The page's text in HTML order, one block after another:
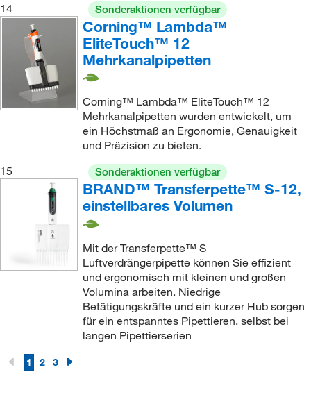
14
Sonderaktionen verfügbar
Corning™ Lambda™
EliteTouch™ 12
Mehrkanalpipetten
Corning™ Lambda™ EliteTouch™ 12
Mehrkanalpipetten wurden entwickelt, um
ein Höchstmaß an Ergonomie, Genauigkeit
und Präzision zu bieten.
15
Sonderaktionen verfügbar
BRAND™ Transferpette™ S-12,
einstellbares Volumen
Mit der Transferpette™ S
Luftverdrängerpipette können Sie effizient
und ergonomisch mit kleinen und großen
Volumina arbeiten. Niedrige
Betätigungskräfte und ein kurzer Hub sorgen
für ein entspanntes Pipettieren, selbst bei
langen Pipettierserien
1 2 3